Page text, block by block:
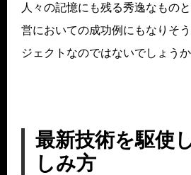
人々の記憶にも残る秀逸なもの
営においての成功例にもなりそ
ジェクトなのではないでしょうか
最新技術を駆使
しみ方